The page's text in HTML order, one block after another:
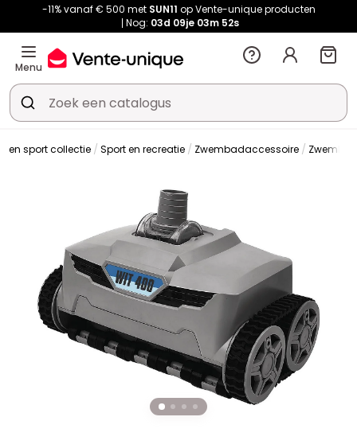
-11% vanaf € 500 met SUN11 op Vente-unique producten
Nog: 03d 09je 03m 52s
Menu
en sport collectie Sport en recreatie Zwembadaccessoire